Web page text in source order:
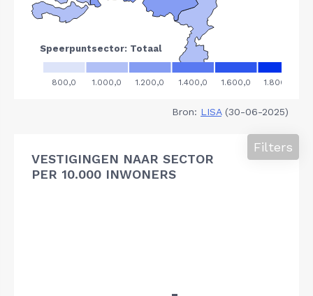
Bron: LISA(30-06-2025)
VESTIGINGEN NAAR SECTOR
PER 10.000 INWONERS
Filters